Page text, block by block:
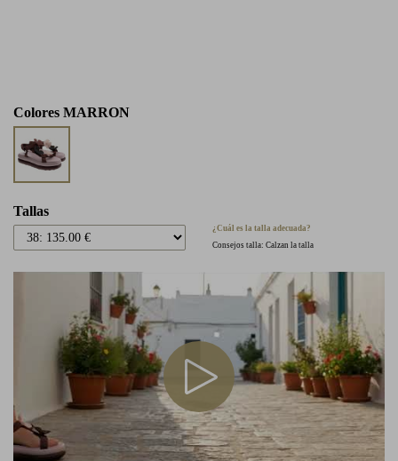
Colores MARRON
Tallas
¿Cuál es la talla adecuada?
Consejos talla: Calzan la talla